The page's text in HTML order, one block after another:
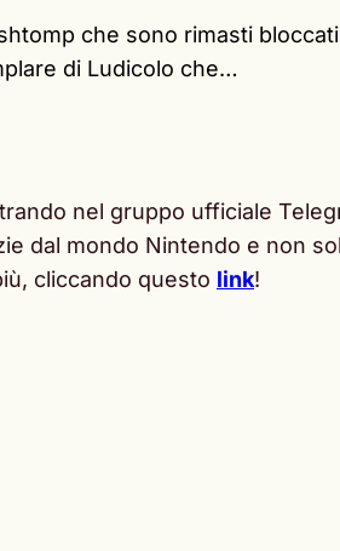
che sono rimasti
di Ludicolo che…
nel gruppo ufficiale
dal mondo Nintendo e non
cliccando questo link!